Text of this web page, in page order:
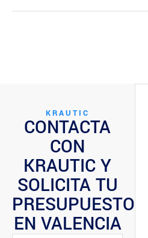
KRAUTIC
CONTACTA
CON
KRAUTIC Y
SOLICITA TU
PRESUPUESTO
EN VALENCIA